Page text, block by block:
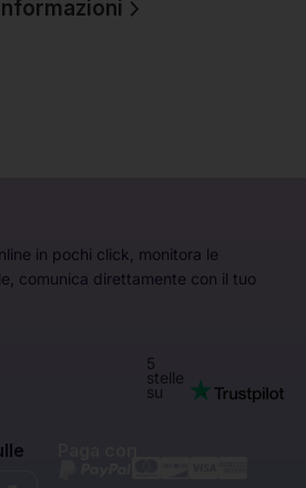
in pochi click, monitora le
comunica direttamente con il tuo
5
stelle
su